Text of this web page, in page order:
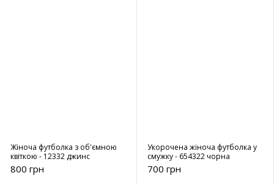
Жіноча футболка з об'ємною
квіткою - 12332 джинс
800 грн
Укорочена жіноча футболка у
смужку - 654322 чорна
700 грн